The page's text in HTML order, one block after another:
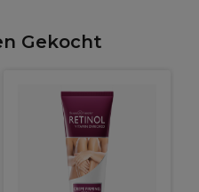
Gekocht